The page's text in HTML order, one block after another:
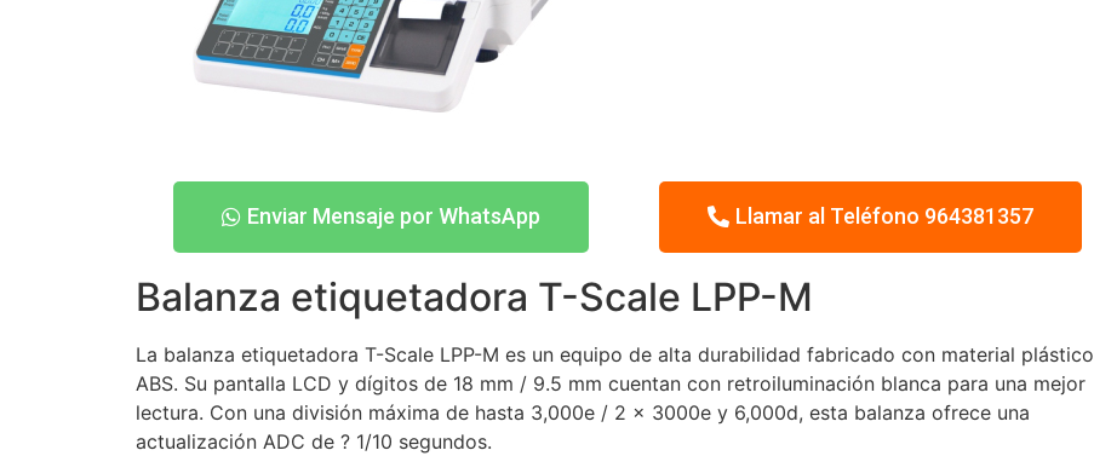
Enviar Mensaje por WhatsApp Llamar al Teléfono 964381357
Balanza etiquetadora T-Scale LPP-M
La balanza etiquetadora T-Scale LPP-M es un equipo de alta durabilidad fabricado con material plástico
ABS. Su pantalla LCD y dígitos de 18 mm / 9.5 mm cuentan con retroiluminación blanca para una mejor
lectura. Con una división máxima de hasta 3,000e / 2 x 3000e y 6,000d, esta balanza ofrece una
actualización ADC de ? 1/10 segundos.